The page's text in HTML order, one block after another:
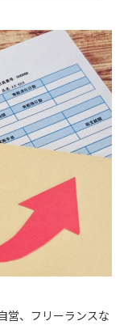
営、フリーランスな